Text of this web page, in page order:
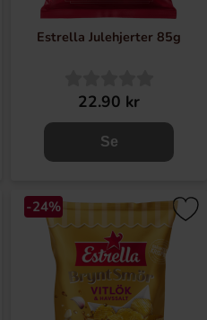
Estrella Julehjerter 85g
22.90 kr
Se
-24%